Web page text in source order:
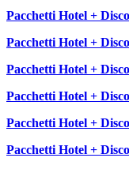
Pacchetti Hotel +
Pacchetti Hotel +
Pacchetti Hotel +
Pacchetti Hotel +
Pacchetti Hotel +
Pacchetti Hotel +